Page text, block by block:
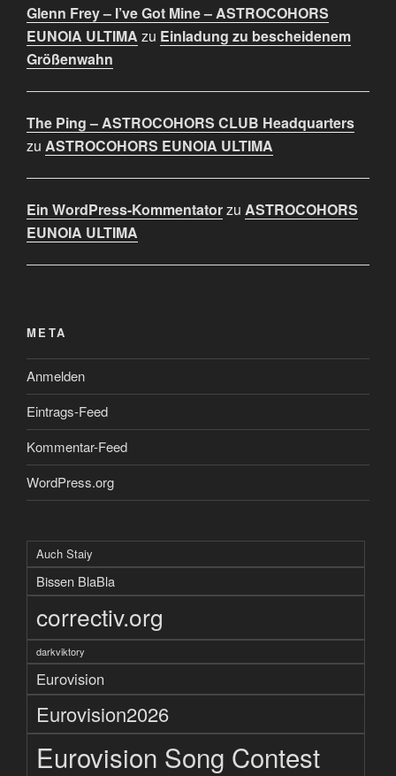
Glenn Frey – I’ve Got Mine – ASTROCOHORS
EUNOIA ULTIMA zu Einladung zu bescheidenem
Größenwahn
The Ping – ASTROCOHORS CLUB Headquarters
zu ASTROCOHORS EUNOIA ULTIMA
Ein WordPress-Kommentatorzu ASTROCOHORS
EUNOIA ULTIMA
META
Anmelden
Eintrags-Feed
Kommentar-Feed
WordPress.org
Auch Staiy
Bissen BlaBla
correctiv.org
darkviktory
Eurovision
Eurovision2026
Eurovision Song Contest